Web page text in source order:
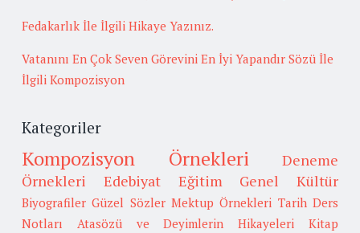
Fedakarlık İle İlgili Hikaye Yazınız.
Vatanını En Çok Seven Görevini En İyi Yapandır Sözü İle
İlgili Kompozisyon
Kategoriler
Kompozisyon Örnekleri
Deneme
Örnekleri
Edebiyat Eğitim Genel Kültür
Biyografiler Güzel Sözler Mektup Örnekleri Tarih Ders
Notları
Atasözü ve Deyimlerin Hikayeleri
Kitap